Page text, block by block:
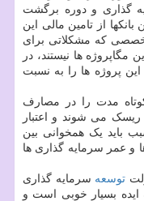
گذاری و دوره برگشت
از تامین مالی این
تخصصی که مشکلاتی برای
مگاپروژه ها نیستند، در
پروژه ها را به نسبت
کوتاه مدت را در مصارف
ریسک می شوند و اعتبار
باید یک همخوانی بین
و عمر سرمایه گذاری ها
توسعه سرمایه گذاری
بسیار خوبی است و